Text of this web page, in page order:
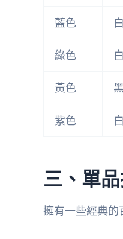
藍色
綠色
黃色
紫色
三、單
擁有一些經典的